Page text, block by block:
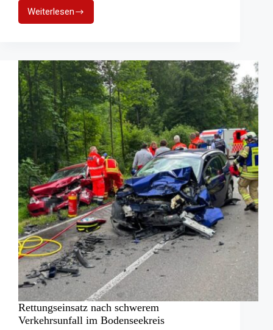
WeiterlesenFeuerwehr
Dortmund
Fahrerin
Rettungseinsatz nach schwerem
Verkehrsunfall im Bodenseekreis